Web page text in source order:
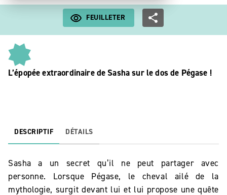
FEUILLETER
L’épopée extraordinaire de Sasha sur le dos de Pégase !
DESCRIPTIF DÉTAILS
Sasha a un secret qu’il ne peut partager avec
personne. Lorsque Pégase, le cheval ailé de la
mythologie, surgit devant lui et lui propose une quête